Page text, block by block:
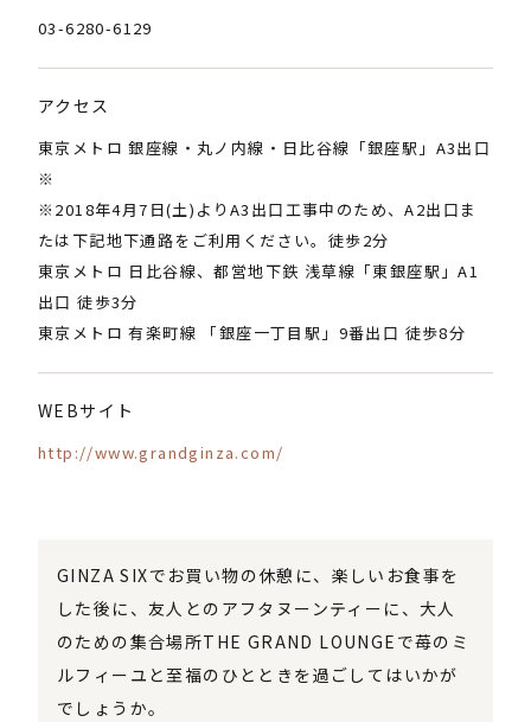
03-6280-6129
アクセス
東京メトロ 銀座線・丸ノ内線・日比谷線「銀座駅」A3出口
※
※2018年4月7日(土)よりA3出口工事中のため、A2出口ま
たは下記地下通路をご利用ください。徒歩2分
東京メトロ 日比谷線、都営地下鉄 浅草線「東銀座駅」A1
出口 徒歩3分
東京メトロ 有楽町線 「銀座一丁目駅」9番出口 徒歩8分
WEBサイト
http://www.grandginza.com/
GINZA SIXでお買い物の休憩に、楽しいお食事を
した後に、友人とのアフタヌーンティーに、大人
のための集合場所THE GRAND LOUNGEで苺のミ
ルフィーユと至福のひとときを過ごしてはいかが
でしょうか。